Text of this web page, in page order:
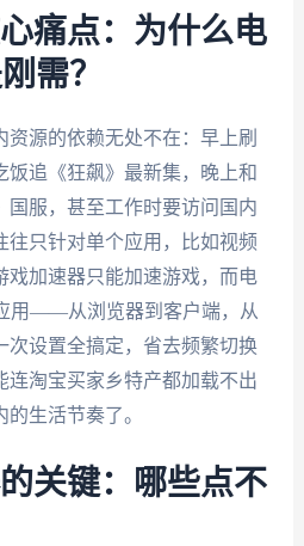
痛点：为什么电
需？
源的依赖无处不在：早上刷
饭追《狂飙》最新集，晚上和
国服，甚至工作时要访问国内
往只针对单个应用，比如视频
戏加速器只能加速游戏，而电
用——从浏览器到客户端，从
次设置全搞定，省去频繁切换
连淘宝买家乡特产都加载不出
生活节奏了。
关键：哪些点不